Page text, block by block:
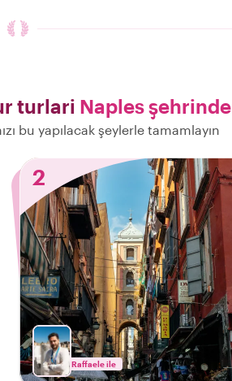
turlari Naples şehrinde
bu yapılacak şeylerle tamamlayın
2
Raffaele ile